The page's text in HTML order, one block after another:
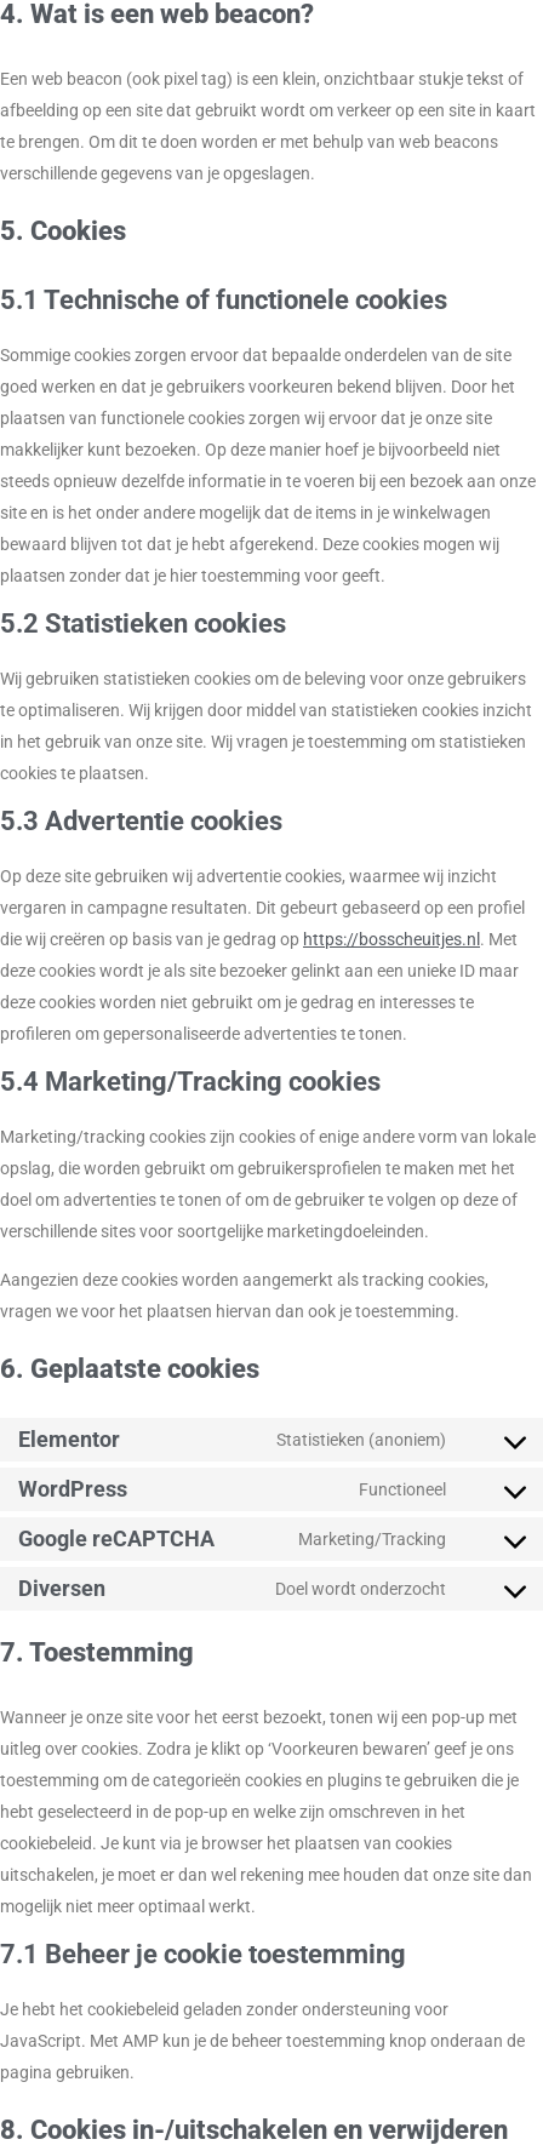
4. Wat is een web beacon?
Een web beacon (ook pixel tag) is een klein, onzichtbaar stukje tekst of
afbeelding op een site dat gebruikt wordt om verkeer op een site in kaart
te brengen. Om dit te doen worden er met behulp van web beacons
verschillende gegevens van je opgeslagen.
5. Cookies
5.1 Technische of functionele cookies
Sommige cookies zorgen ervoor dat bepaalde onderdelen van de site
goed werken en dat je gebruikers voorkeuren bekend blijven. Door het
plaatsen van functionele cookies zorgen wij ervoor dat je onze site
makkelijker kunt bezoeken. Op deze manier hoef je bijvoorbeeld niet
steeds opnieuw dezelfde informatie in te voeren bij een bezoek aan onze
site en is het onder andere mogelijk dat de items in je winkelwagen
bewaard blijven tot dat je hebt afgerekend. Deze cookies mogen wij
plaatsen zonder dat je hier toestemming voor geeft.
5.2 Statistieken cookies
Wij gebruiken statistieken cookies om de beleving voor onze gebruikers
te optimaliseren. Wij krijgen door middel van statistieken cookies inzicht
in het gebruik van onze site. Wij vragen je toestemming om statistieken
cookies te plaatsen.
5.3 Advertentie cookies
Op deze site gebruiken wij advertentie cookies, waarmee wij inzicht
vergaren in campagne resultaten. Dit gebeurt gebaseerd op een profiel
die wij creëren op basis van je gedrag op https://bosscheuitjes.nl . Met
deze cookies wordt je als site bezoeker gelinkt aan een unieke ID maar
deze cookies worden niet gebruikt om je gedrag en interesses te
profileren om gepersonaliseerde advertenties te tonen.
5.4 Marketing/Tracking cookies
Marketing/tracking cookies zijn cookies of enige andere vorm van lokale
opslag, die worden gebruikt om gebruikersprofielen te maken met het
doel om advertenties te tonen of om de gebruiker te volgen op deze of
verschillende sites voor soortgelijke marketingdoeleinden.
Aangezien deze cookies worden aangemerkt als tracking cookies,
vragen we voor het plaatsen hiervan dan ook je toestemming.
6. Geplaatste cookies
Elementor Statistieken (anoniem)
WordPress Functioneel
Google reCAPTCHA Marketing/Tracking
Diversen Doel wordt onderzocht
7. Toestemming
Wanneer je onze site voor het eerst bezoekt, tonen wij een pop-up met
uitleg over cookies. Zodra je klikt op ‘Voorkeuren bewaren’ geef je ons
toestemming om de categorieën cookies en plugins te gebruiken die je
hebt geselecteerd in de pop-up en welke zijn omschreven in het
cookiebeleid. Je kunt via je browser het plaatsen van cookies
uitschakelen, je moet er dan wel rekening mee houden dat onze site dan
mogelijk niet meer optimaal werkt.
7.1 Beheer je cookie toestemming
Je hebt het cookiebeleid geladen zonder ondersteuning voor
JavaScript. Met AMP kun je de beheer toestemming knop onderaan de
pagina gebruiken.
8. Cookies in-/uitschakelen en verwijderen